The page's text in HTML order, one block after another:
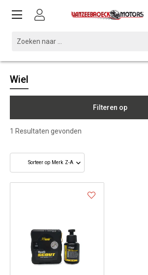
Wiel
Filteren op
1 Resultaten gevonden